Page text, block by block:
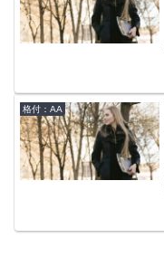
格付：AA